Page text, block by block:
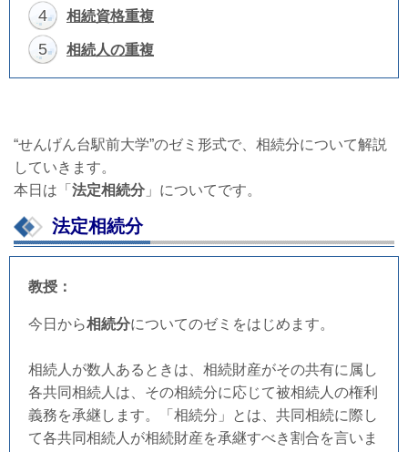
4 相続資格重複
5 相続人の重複
“せんげん台駅前大学”のゼミ形式で、相続分について解説
していきます。
本日は「 法定相続分 」についてです。
法定相続分
教授：
今日から相続分についてのゼミをはじめます。
相続人が数人あるときは、相続財産がその共有に属し
各共同相続人は、その相続分に応じて被相続人の権利
義務を承継します。「相続分」とは、共同相続に際し
て各共同相続人が相続財産を承継すべき割合を言いま